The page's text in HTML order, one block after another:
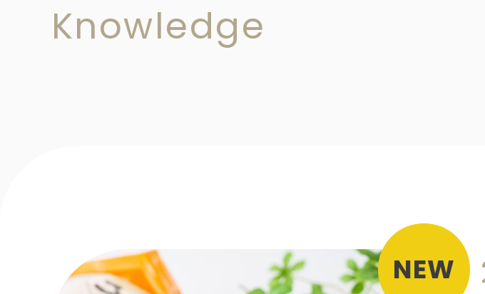
Knowledge
NEW